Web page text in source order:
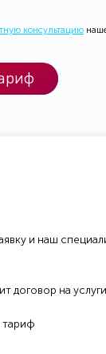
консультацию
и наш
договор на услуги
тариф